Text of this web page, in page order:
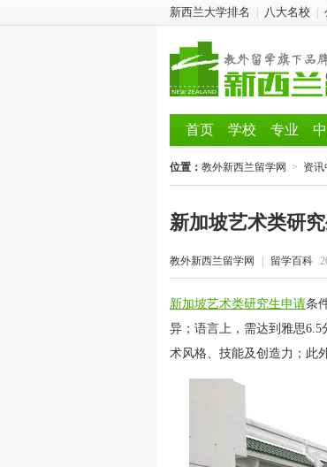
新西兰大学排名 八大名校
首页 学校 专业
位置： 教外新西兰留学网 > 资讯
新加坡艺术类研
教外新西兰留学网 留学百科
新加坡艺术类研究生申请条
异；语言上，需达到雅思
术风格、技能及创造力；此